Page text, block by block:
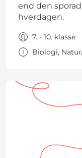
end den
hverdagen.
7. - 10. klasse
Biologi,